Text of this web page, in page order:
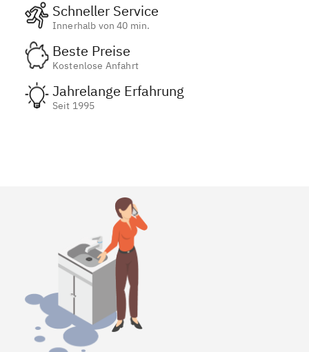
Schneller Service
Innerhalb von 40 min.
Beste Preise
Kostenlose Anfahrt
Jahrelange Erfahrung
Seit 1995